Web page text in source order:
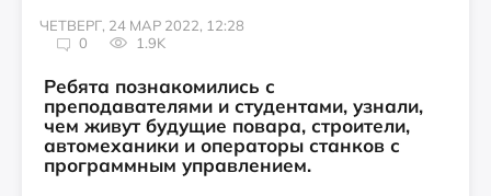
ЧЕТВЕРГ, 24 МАР 2022, 12:28
0
1.9K
Ребята познакомились с
преподавателями и студентами, узнали,
чем живут будущие повара, строители,
автомеханики и операторы станков с
программным управлением.